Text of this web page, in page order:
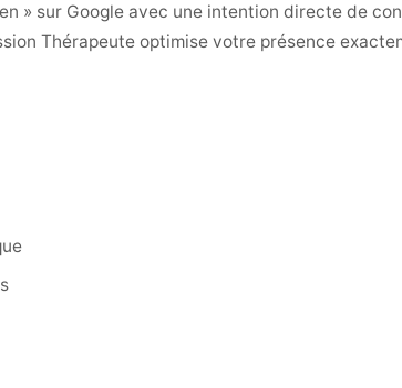
» sur Google avec une intention directe de
Thérapeute optimise votre présence